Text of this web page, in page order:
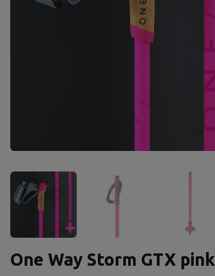
One Way Storm GTX pink